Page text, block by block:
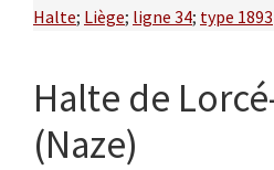
Halte; Liège; ligne 34; type 1893
Halte de
(Naze)